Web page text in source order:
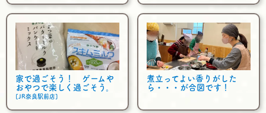
家で過ごそう！ ゲームや
おやつで楽しく過ごそう。
[JR奈良駅前店]
煮立ってよい香りがした
ら・・・が合図です！